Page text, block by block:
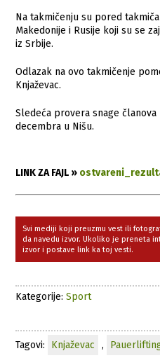
Na takmičenju su pored
Makedonije i Rusije koji su se
iz Srbije.
Odlazak na ovo takmičenje
Knjaževac.
Sledeća provera snage članova
decembra u Nišu.
LINK ZA FAJL »
Svi mediji koji preuzmu vest ili
da navedu izvor. Ukoliko je preneta
izvor i postave link ka toj vesti.
Kategorije:Sport
Tagovi: Knjaževac ,